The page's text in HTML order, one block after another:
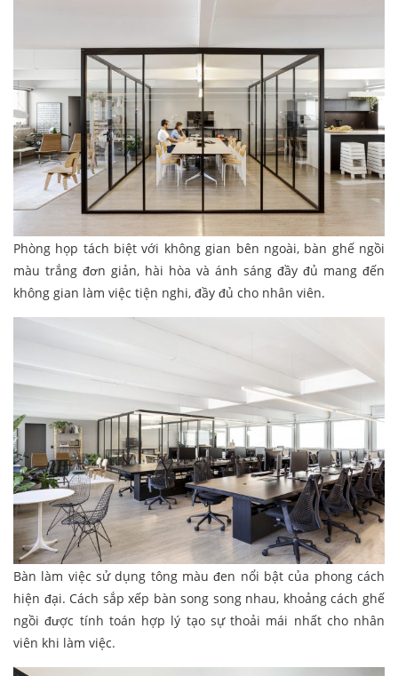
Phòng họp tách biệt với không gian bên ngoài, bàn ghế ngồi
màu trắng đơn giản, hài hòa và ánh sáng đầy đủ mang đến
không gian làm việc tiện nghi, đầy đủ cho nhân viên.
Bàn làm việc sử dụng tông màu đen nổi bật của phong cách
hiện đại. Cách sắp xếp bàn song song nhau, khoảng cách ghế
ngồi được tính toán hợp lý tạo sự thoải mái nhất cho nhân
viên khi làm việc.